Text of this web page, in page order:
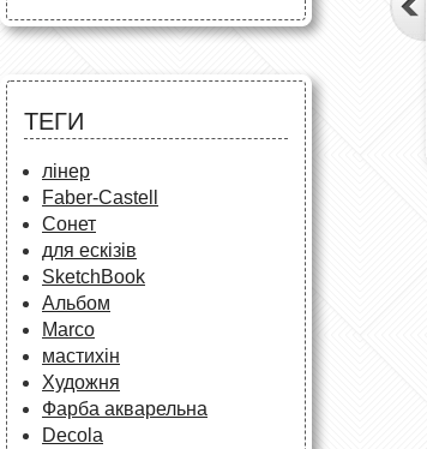
ТЕГИ
лінер
Faber-Castell
Сонет
для ескізів
SketchBook
Альбом
Marco
мастихін
Художня
Фарба акварельна
Decola